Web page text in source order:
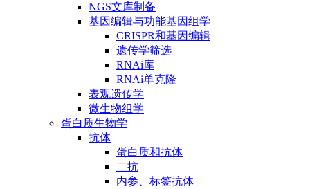
NGS文库制备
基因编辑与功能基因组学
CRISPR和基因编辑
遗传学筛选
RNAi库
RNAi单克隆
表观遗传学
微生物组学
蛋白质生物学
抗体
蛋白质和抗体
二抗
内参、标签抗体